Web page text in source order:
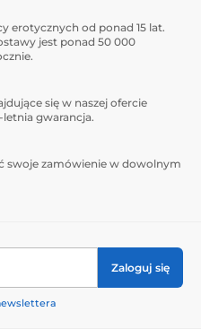
erotycznych od ponad 15 lat.
jest ponad 50 000
się w naszej ofercie
letnia gwarancja.
swoje zamówienie w dowolnym
Zaloguj się